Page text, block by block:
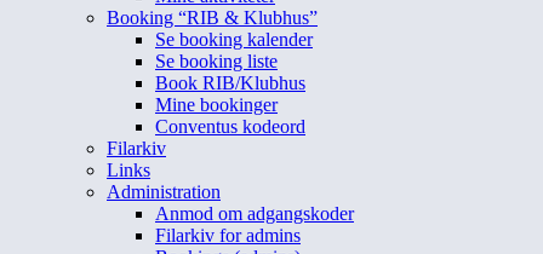
Booking “RIB & Klubhus”
Se booking kalender
Se booking liste
Book RIB/Klubhus
Mine bookinger
Conventus kodeord
Filarkiv
Links
Administration
Anmod om adgangskoder
Filarkiv for admins